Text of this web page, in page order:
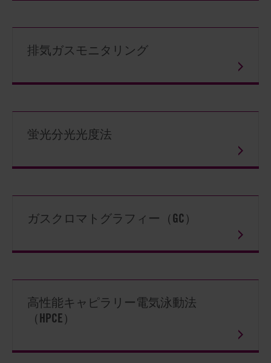
排気ガスモニタリング
蛍光分光光度法
ガスクロマトグラフィー（GC）
高性能キャピラリー電気泳動法
（HPCE）